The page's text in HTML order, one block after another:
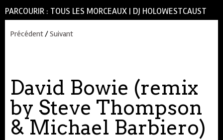
PARCOURIR : TOUS LES MORCEAUX | DJ HOLOWESTCAUST
Précédent/Suivant
David Bowie (remix
by Steve Thompson
& Michael Barbiero)